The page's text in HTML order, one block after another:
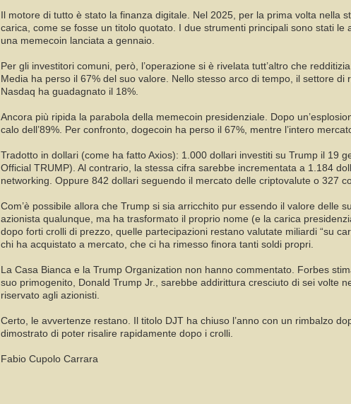
Il motore di tutto è stato la finanza digitale. Nel 2025, per la prima volta
carica, come se fosse un titolo quotato. I due strumenti principali sono stati
una memecoin lanciata a gennaio.
Per gli investitori comuni, però, l’operazione si è rivelata tutt’altro che
Media ha perso il 67% del suo valore. Nello stesso arco di tempo, il settore
Nasdaq ha guadagnato il 18%.
Ancora più ripida la parabola della memecoin presidenziale. Dopo
calo dell’89%. Per confronto, dogecoin ha perso il 67%, mentre l’intero
Tradotto in dollari (come ha fatto Axios): 1.000 dollari investiti su Trump il 19
Official TRUMP). Al contrario, la stessa cifra sarebbe incrementata a 1.184
networking. Oppure 842 dollari seguendo il mercato delle criptovalute o 327
Com’è possibile allora che Trump si sia arricchito pur essendo il valore
azionista qualunque, ma ha trasformato il proprio nome (e la carica
dopo forti crolli di prezzo, quelle partecipazioni restano valutate miliardi “su
chi ha acquistato a mercato, che ci ha rimesso finora tanti soldi propri.
La Casa Bianca e la Trump Organization non hanno commentato. Forbes
suo primogenito, Donald Trump Jr., sarebbe addirittura cresciuto di sei volte
riservato agli azionisti.
Certo, le avvertenze restano. Il titolo DJT ha chiuso l’anno con un rimbalzo
dimostrato di poter risalire rapidamente dopo i crolli.
Fabio Cupolo Carrara